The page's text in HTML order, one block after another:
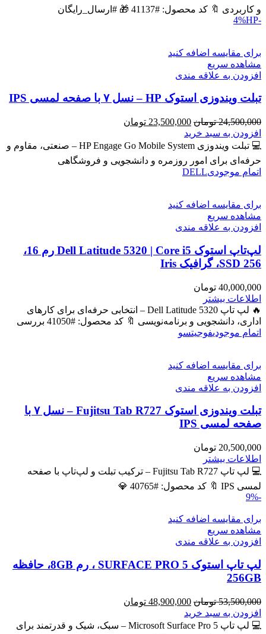
است.
و کاربردی 🔖 کد محصول: #41137 🎁 #ارسال_رایگان
-4%
HP
برای مقایسه اضافه کنید
مشاهده سریع
افزودن به علاقه مندی
تبلت ویندوزی استوک HP – نسل ۷ با صفحه لمسی IPS
24,500,000 تومان قیمت
اصلی
24,500,000 تومان
23,500,000 تومان
23,500,000 تومان
افزودن به سبد خرید
💻 تبلت ویندوزی HP Engage Go Mobile System – صنعتی، مقاوم و
حرفه‌ای برای امور روزمره و دانشجویی و فروشگاهی
اتمام موجودیDELL
برای مقایسه اضافه کنید
مشاهده سریع
افزودن به علاقه مندی
لپ‌تاپ استوک Dell Latitude 5320 | Core i5 رم 16،
SSD 256، گرافیک Iris
40,000,000 تومان
اطلاعات بیشتر
🔥 لپ تاپ Dell Latitude 5320 – انتخابی حرفه‌ای برای کارهای
اداری، دانشجویی و برنامه‌نویسی 🔖 کد محصول: #41050 بررسی
اتمام موجودیفوجیتسو
برای مقایسه اضافه کنید
مشاهده سریع
افزودن به علاقه مندی
تبلت ویندوزی استوک Fujitsu Tab R727 – نسل ۷ با
صفحه لمسی IPS
20,500,000 تومان
اطلاعات بیشتر
💻 لپ تاپ Fujitsu Tab R727 – ترکیب تبلت و لپ‌تاپ با صفحه
لمسی IPS 🔖 کد محصول: #40765 💎
-9%
برای مقایسه اضافه کنید
مشاهده سریع
افزودن به علاقه مندی
لپ تاپ استوک SURFACE PRO 5 ، رم 8GB، حافظه
256GB
53,500,000 تومان قیمت
اصلی
53,500,000 تومان
48,900,000 تومان
48,900,000 تومان
افزودن به سبد خرید
💻 لپ تاپ Microsoft Surface Pro 5 – سبک، شیک و قدرتمند برای